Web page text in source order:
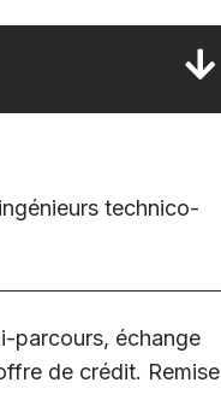
technico-
parcours, échange
de crédit. Remise